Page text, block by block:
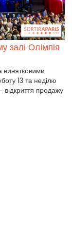
залі Олімпія
винятковими
13 та неділю
відкриття продажу